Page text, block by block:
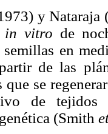
y Nataraja
in vitro de
semillas en
de las
que se
de tejidos
(Smith